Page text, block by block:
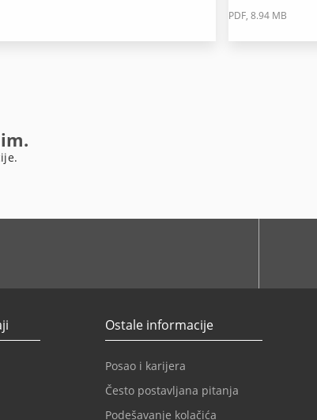
PDF, 8.94 MB
Ostale informacije
Posao i karijera
Često postavljana pitanja
Podešavanje kolačića